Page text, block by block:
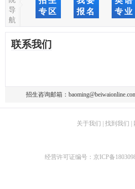
导
航
专区
报名
专业
联系我们
招生咨询邮箱：
关于我们 找到我们
经营许可证编号： 京ICP备